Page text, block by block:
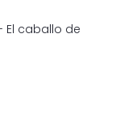
El caballo de